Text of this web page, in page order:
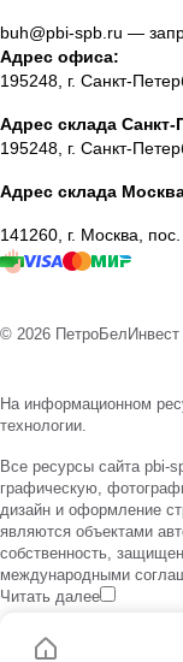
buh@pbi-spb.ru —
Адрес офиса:
195248, г. Санкт-
Адрес склада Санкт-
195248, г. Санкт-
Адрес склада
141260, г. Москва,
© 2026 ПетроБелИнвест
На информационном
технологии.
Все ресурсы сайта pbi-
графическую,
дизайн и оформление
являются объектами
собственность,
международными
Читать далее